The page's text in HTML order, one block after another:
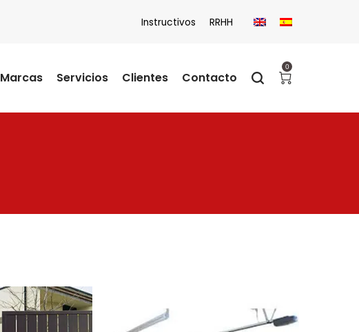
Instructivos RRHH
Marcas Servicios Clientes Contacto
0